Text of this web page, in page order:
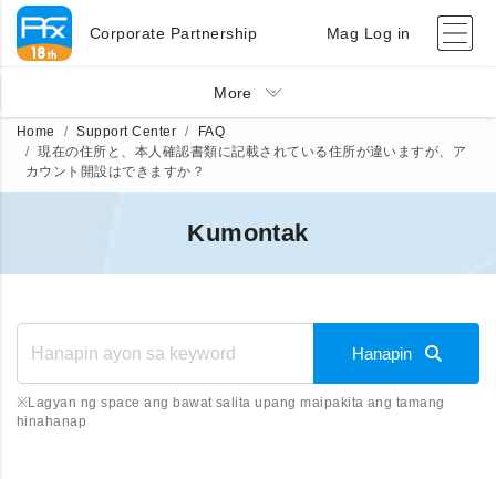
Corporate Partnership Mag Log in
More
Home Support Center
FAQ
現在の住所と、本人確認書類に記載されている住所が違いますが、ア
カウント開設はできますか？
Kumontak
Hanapin
※Lagyan ng space ang bawat salita upang maipakita ang tamang
hinahanap